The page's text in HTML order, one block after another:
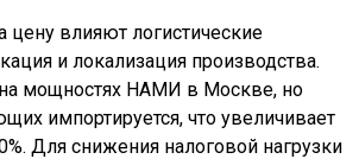
цену влияют логистические
и локализация производства.
на мощностях НАМИ в Москве, но
импортируется, что увеличивает
Для снижения налоговой нагрузки